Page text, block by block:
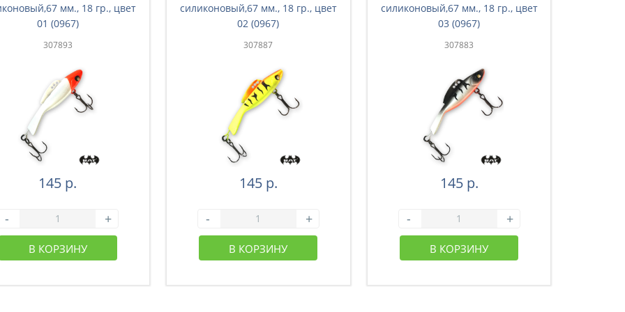
мм., 18 гр., цвет
01 (0967)
307893
145 р.
- +
В КОРЗИНУ
силиконовый,67 мм., 18 гр., цвет
02 (0967)
307887
145 р.
- +
В КОРЗИНУ
силиконовый,67 мм., 18 гр., цвет
03 (0967)
307883
145 р.
- +
В КОРЗИНУ